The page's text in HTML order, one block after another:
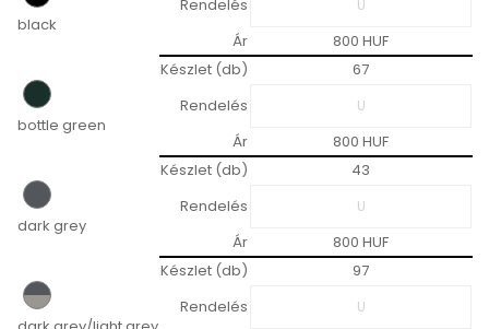
black
Rendelés
Ár
800 HUF
bottle green
Készlet (db)
67
Rendelés
Ár
800 HUF
dark grey
Készlet (db)
43
Rendelés
Ár
800 HUF
Készlet (db)
97
Rendelés